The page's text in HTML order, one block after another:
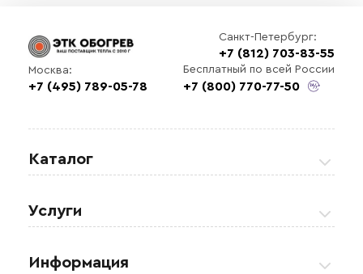
Санкт-Петербург:
+7 (812) 703-83-55
Москва:
+7 (495) 789-05-78
Бесплатный по всей России
+7 (800) 770-77-50
Каталог
Регулирующая аппаратура
Услуги
Информация